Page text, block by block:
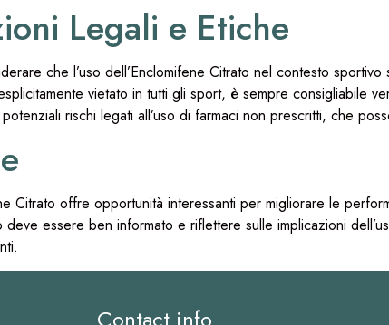
Legali e Etiche
che l’uso dell’Enclomifene Citrato nel contesto
vietato in tutti gli sport, è sempre consigliabile
rischi legati all’uso di farmaci non prescritti, che
Citrato offre opportunità interessanti per migliorare le
essere ben informato e riflettere sulle implicazioni